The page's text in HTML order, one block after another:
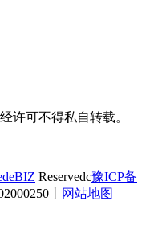
许可不得私自转载。
Reservedc豫ICP备
网站地图